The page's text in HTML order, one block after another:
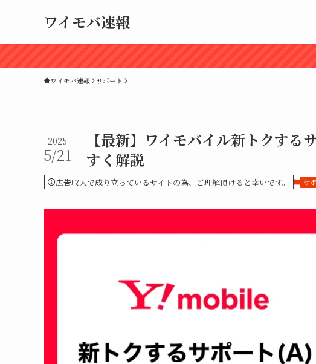
ワイモバ速報
ワイモバ速報 サポート
【最新】ワイモバイル新トクす
すく解説
2025
5/21
広告収入で成り立っているサイトの為、ご理解頂けると幸いです。 サ